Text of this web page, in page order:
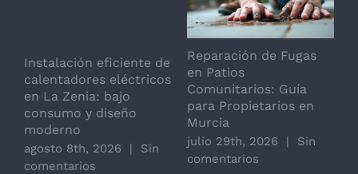
Instalación eficiente de
calentadores eléctricos
en La Zenia: bajo
consumo y diseño
moderno
agosto 8th, 2026 |
Sin
comentarios
Reparación de Fugas
en Patios
Comunitarios: Guía
para Propietarios en
Murcia
julio 29th, 2026 |
Sin
comentarios